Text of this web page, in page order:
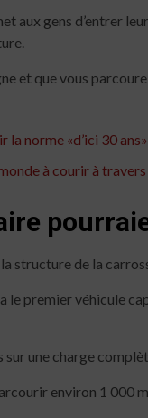
aux gens d’entrer
et que vous
norme «d’ici 30 ans»
à courir à travers
structure de la
premier véhicule
sur une charge
environ 1 000